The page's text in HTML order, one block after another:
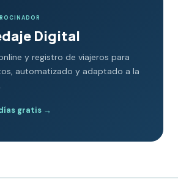
Digital
y registro de viajeros para
automatizado y adaptado a la
gratis →